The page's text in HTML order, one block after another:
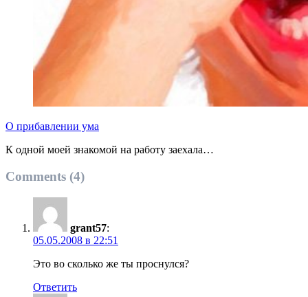
О прибавлении ума
К одной моей знакомой на работу заехала…
Comments (4)
grant57:
05.05.2008 в 22:51
Это во сколько же ты проснулся?
Ответить